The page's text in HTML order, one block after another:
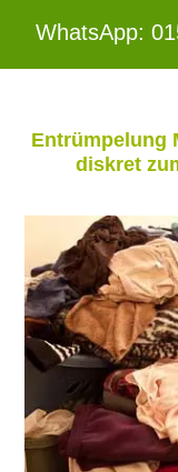
WhatsApp:
Entrümpelung
diskret